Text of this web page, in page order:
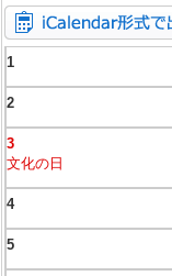
1
2
3
文化の日
4
5